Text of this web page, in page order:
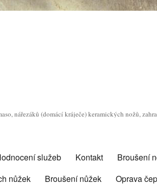
nářezáků (domácí kráječe) keramických nožů,
služeb Kontakt Broušení
nůžek Broušení nůžek Oprava